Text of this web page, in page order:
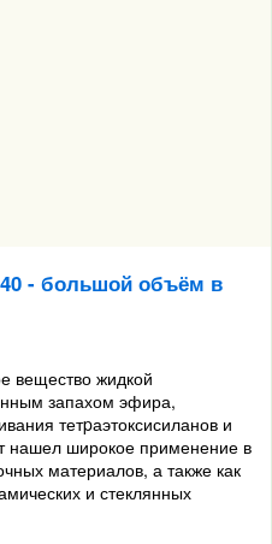
- большой объём в
вещество жидкой
запахом эфира,
тетpаэтоксисиланов и
нашел широкое применение в
материалов, а также как
и стеклянных